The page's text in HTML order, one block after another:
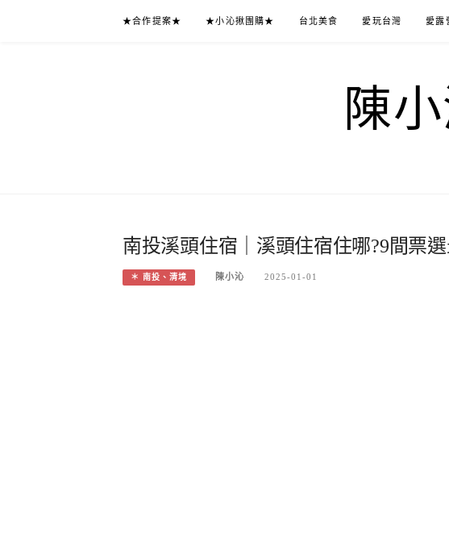
★合作提案★ ★小沁揪團購★ 台北美食 愛玩台灣 愛露
陳
南投溪頭住宿｜溪頭住宿住哪?9間票
＊ 南投、清境 陳小沁 2025-01-01